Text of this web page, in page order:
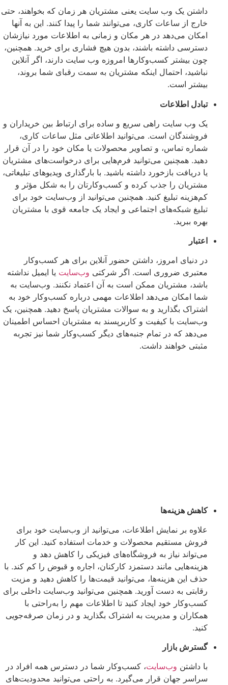
داشتن یک وب سایت یعنی مشتریان هر زمان که بخواهند، حتی
خارج از ساعات کاری، می‌توانند شما را پیدا کنند. این به آنها
امکان می‌دهد در هر مکان و زمانی به اطلاعات مورد نیازشان
دسترسی داشته باشند، بدون هیچ فشاری برای خرید. همچنین،
چون بیشتر کسب‌وکارها امروزه وب سایت دارند، اگر آنلاین
نباشید، احتمال اینکه مشتریان به سمت رقبای شما بروند،
بیشتر است.
تبادل اطلاعات
یک وب سایت راهی سریع و ساده برای ارتباط بین خریداران و
فروشندگان است. می‌توانید اطلاعاتی مثل ساعات کاری،
شماره تماس، و تصاویر محصولات یا مکان خود را در آن قرار
دهید. همچنین می‌توانید فرم‌هایی برای درخواست‌های مشتریان
یا دریافت بازخورد داشته باشید. با بارگذاری ویدیوهای تبلیغاتی،
مشتریان را جذب کرده و کسب‌وکارتان را به شکل مؤثر و
کم‌هزینه تبلیغ کنید. همچنین می‌توانید از وب‌سایت خود برای
تبلیغ شبکه‌های اجتماعی و ایجاد یک جامعه قوی با مشتریان
بهره ببرید.
اعتبار
در دنیای امروز، داشتن حضور آنلاین برای هر کسب‌وکار
معتبری ضروری است. اگر شرکتیوب‌سایتیا ایمیل نداشته
باشد، مشتریان ممکن است به آن اعتماد نکنند. وب‌سایت به
شما امکان می‌دهد اطلاعات مهمی درباره کسب‌وکار خود به
اشتراک بگذارید و به سوالات مشتریان پاسخ دهید. همچنین، یک
وب‌سایت با کیفیت و کاربرپسند به مشتریان احساس اطمینان
می‌دهد که در تمام جنبه‌های دیگر کسب‌وکار شما نیز تجربه
مثبتی خواهند داشت.
کاهش هزینه‌ها
علاوه بر نمایش اطلاعات، می‌توانید از وب‌سایت خود برای
فروش مستقیم محصولات و خدمات استفاده کنید. این کار
می‌تواند نیاز به فروشگاه‌های فیزیکی را کاهش دهد و
هزینه‌هایی مانند دستمزد کارکنان، اجاره و قبوض را کم کند. با
حذف این هزینه‌ها، می‌توانید قیمت‌ها را کاهش دهید و مزیت
رقابتی به دست آورید. همچنین می‌توانید وب‌سایت داخلی برای
کسب‌وکار خود ایجاد کنید تا اطلاعات مهم را به‌راحتی با
همکاران و مدیریت به اشتراک بگذارید و در زمان صرفه‌جویی
گسترش بازار
با داشتنوب‌سایت، کسب‌وکار شما در دسترس همه افراد در
سراسر جهان قرار می‌گیرد. به راحتی می‌توانید محدودیت‌های